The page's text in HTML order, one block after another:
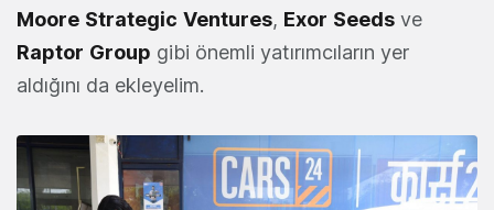
Moore Strategic Ventures, Exor Seeds ve
Raptor Group gibi önemli yatırımcıların yer
aldığını da ekleyelim.